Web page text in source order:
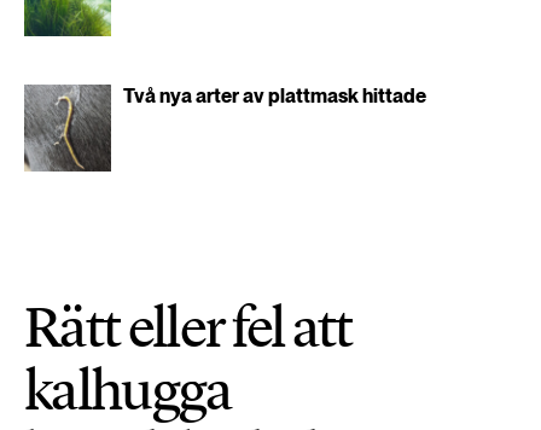
Två nya arter av plattmask hittade
Rätt eller fel att
kalhugga